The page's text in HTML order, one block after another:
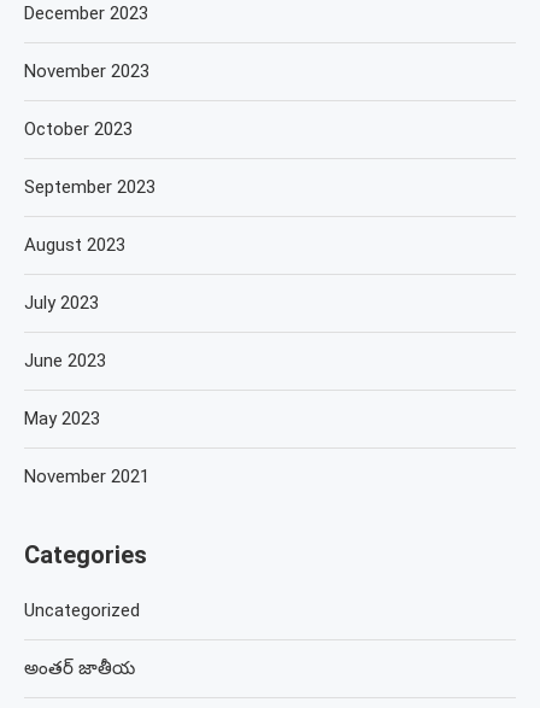
December 2023
November 2023
October 2023
September 2023
August 2023
July 2023
June 2023
May 2023
November 2021
Categories
Uncategorized
అంతర్ జాతీయ